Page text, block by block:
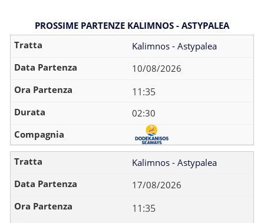
PROSSIME PARTENZE KALIMNOS - ASTYPALEA
Kalimnos - Astypalea
10/08/2026
11:35
02:30
Kalimnos - Astypalea
17/08/2026
11:35